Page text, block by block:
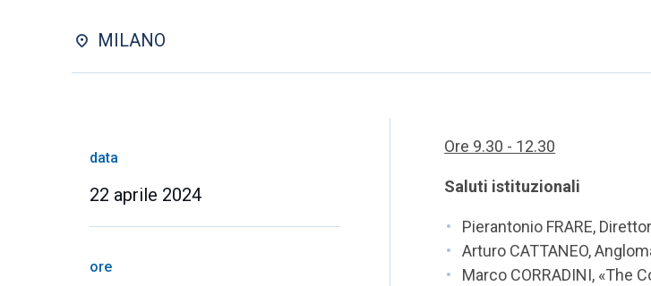
MILANO
data
22 aprile 2024
ore
Ore 9.30 - 12.30
Saluti istituzionali
Pierantonio FRARE,
Arturo CATTANEO,
Marco CORRADINI, «The